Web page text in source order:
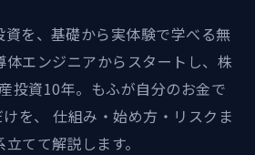
を、基礎から実体験で学べる無
体エンジニアからスタートし、株
投資10年。もふが自分のお金で
を、 仕組み・始め方・リスクま
立てて解説します。